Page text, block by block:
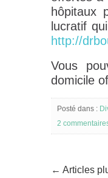
hôpitaux
lucratif
http://
Vous
domicile
Posté dans :
2
← Articles